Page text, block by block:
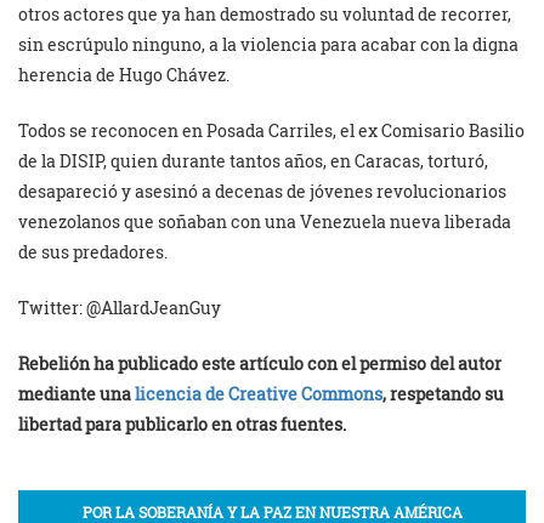
otros actores que ya han demostrado su voluntad de recorrer,
sin escrúpulo ninguno, a la violencia para acabar con la digna
herencia de Hugo Chávez.
Todos se reconocen en Posada Carriles, el ex Comisario Basilio
de la DISIP, quien durante tantos años, en Caracas, torturó,
desapareció y asesinó a decenas de jóvenes revolucionarios
venezolanos que soñaban con una Venezuela nueva liberada
de sus predadores.
Twitter: @AllardJeanGuy
Rebelión ha publicado este artículo con el permiso del autor
mediante unalicencia de Creative Commons, respetando su
libertad para publicarlo en otras fuentes.
POR LA SOBERANÍA Y LA PAZ EN NUESTRA AMÉRICA